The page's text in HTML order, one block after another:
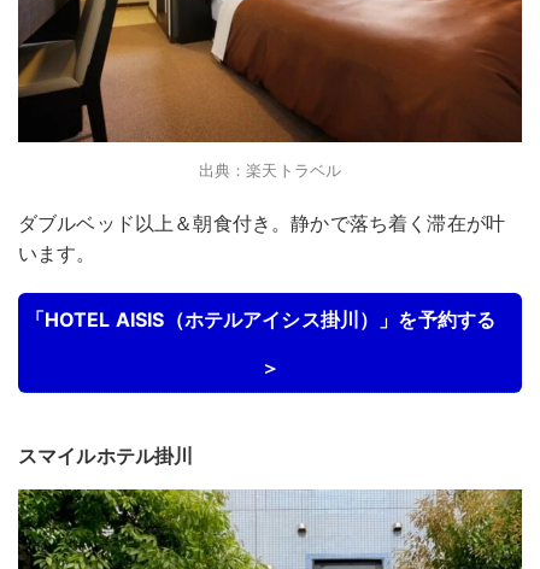
出典：楽天トラベル
ダブルベッド以上＆朝食付き。静かで落ち着く滞在が叶
います。
「HOTEL AISIS（ホテルアイシス掛川）」を予約する
＞
スマイルホテル掛川